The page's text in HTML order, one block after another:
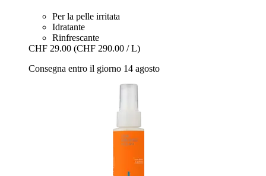
Per la pelle irritata
Idratante
Rinfrescante
CHF 29.00 (CHF 290.00 / L)
Consegna entro il giorno 14 agosto